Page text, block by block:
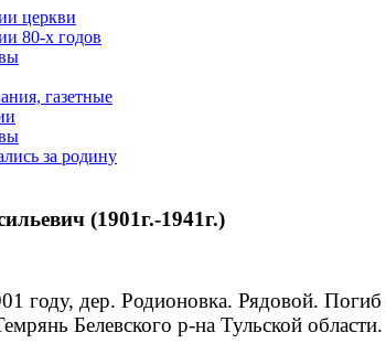
церкви
80-х годов
газетные
за родину
(1901г.-1941г.)
году, дер. Родионовка. Рядовой.
Белевского р-на Тульской области.